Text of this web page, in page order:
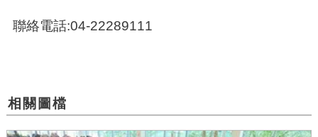
聯絡電話:04-22289111
相關圖檔